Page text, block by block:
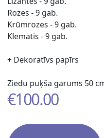
Rozes - 9 gab.
Krūmrozes - 9 gab.
Klematis - 9 gab.
+ Dekoratīvs papīrs
Ziedu puķša garums 50
€100.00